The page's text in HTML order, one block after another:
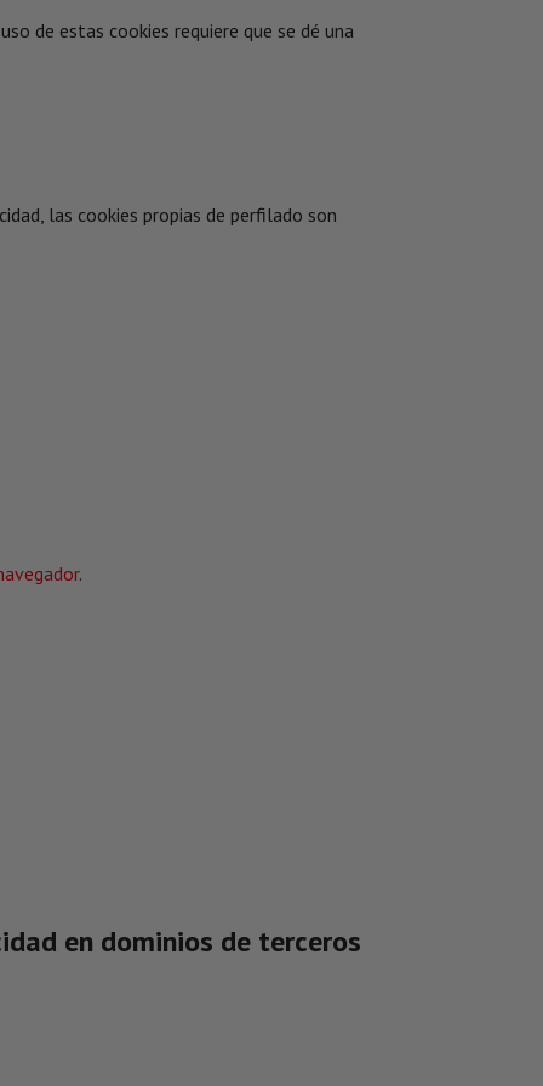
de estas cookies requiere que se dé una
las cookies propias de perfilado son
.
en dominios de terceros